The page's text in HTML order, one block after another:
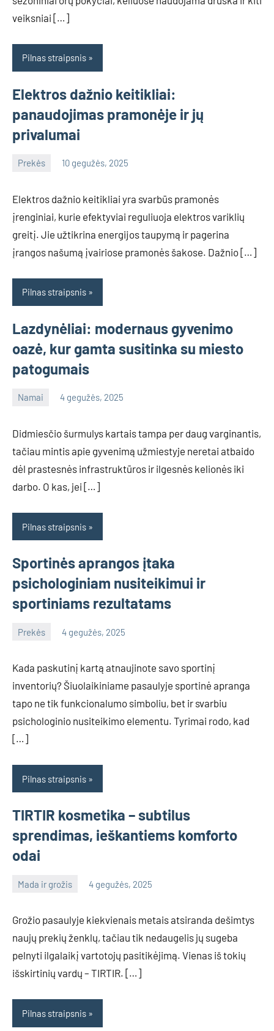
veiksniai […]
Pilnas straipsnis
Elektros dažnio keitikliai:
panaudojimas pramonėje ir jų
privalumai
Prekės 10 gegužės, 2025
Elektros dažnio keitikliai yra svarbūs pramonės
įrenginiai, kurie efektyviai reguliuoja elektros variklių
greitį. Jie užtikrina energijos taupymą ir pagerina
įrangos našumą įvairiose pramonės šakose. Dažnio […]
Pilnas straipsnis
Lazdynėliai: modernaus gyvenimo
oazė, kur gamta susitinka su miesto
patogumais
Namai 4 gegužės, 2025
info@grazute.lt
Didmiesčio šurmulys kartais tampa per daug varginantis,
tačiau mintis apie gyvenimą užmiestyje neretai atbaido
dėl prastesnės infrastruktūros ir ilgesnės kelionės iki
darbo. O kas, jei […]
Pilnas straipsnis
Sportinės aprangos įtaka
psichologiniam nusiteikimui ir
sportiniams rezultatams
Prekės 4 gegužės, 2025
Kada paskutinį kartą atnaujinote savo sportinį
inventorių? Šiuolaikiniame pasaulyje sportinė apranga
tapo ne tik funkcionalumo simboliu, bet ir svarbiu
psichologinio nusiteikimo elementu. Tyrimai rodo, kad
[…]
Pilnas straipsnis
TIRTIR kosmetika – subtilus
sprendimas, ieškantiems komforto
odai
Mada ir grožis 4 gegužės, 2025
info@grazute.lt
Grožio pasaulyje kiekvienais metais atsiranda dešimtys
naujų prekių ženklų, tačiau tik nedaugelis jų sugeba
pelnyti ilgalaikį vartotojų pasitikėjimą. Vienas iš tokių
išskirtinių vardų – TIRTIR. […]
Pilnas straipsnis